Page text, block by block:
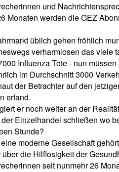
und
Monaten werden die GEZ
üblich gehen fröhlich
verharmlosen das
Influenza Tote - nun
im Durchschnitt 3000
der Betrachter auf den
erfand.
er noch weiter an der
Einzelhandel schließen wo
Stunde?
moderne Gesellschaft
die Hilflosigkeit der
seit nunmehr 26